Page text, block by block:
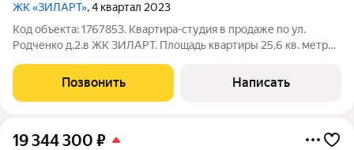
ЖК «ЗИЛАРТ», 4 квартал 2023
Код объекта: 1767853. Квартира-студия в продаже по ул.
Родченко д.2.в ЖК ЗИЛАРТ. Площадь квартиры 25,6 кв. метров
город в городе, расположился на полуострове, в излучине
Москвы-реки, в пяти
Позвонить Написать
19 344 300 ₽